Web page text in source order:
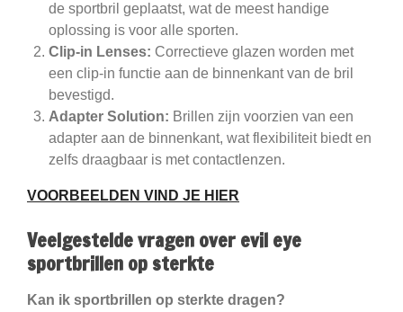
de sportbril geplaatst, wat de meest handige
oplossing is voor alle sporten.
Clip-in Lenses: Correctieve glazen worden met
een clip-in functie aan de binnenkant van de bril
bevestigd.
Adapter Solution: Brillen zijn voorzien van een
adapter aan de binnenkant, wat flexibiliteit biedt en
zelfs draagbaar is met contactlenzen.
VOORBEELDEN VIND JE HIER
Veelgestelde vragen over evil eye
sportbrillen op sterkte
Kan ik sportbrillen op sterkte dragen?